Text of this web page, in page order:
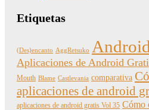
Etiquetas
(Des)encanto AggRetsuko Android
Aplicaciones de Android
Mouth Blame Castlevania comparativa
aplicaciones de android
aplicaciones de android gratis Vol 35 Cómo